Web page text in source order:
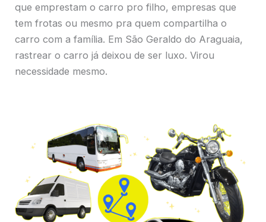
que emprestam o carro pro filho, empresas que
tem frotas ou mesmo pra quem compartilha o
carro com a família. Em São Geraldo do Araguaia,
rastrear o carro já deixou de ser luxo. Virou
necessidade mesmo.